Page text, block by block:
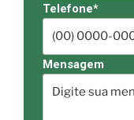
Telefone*
Mensagem